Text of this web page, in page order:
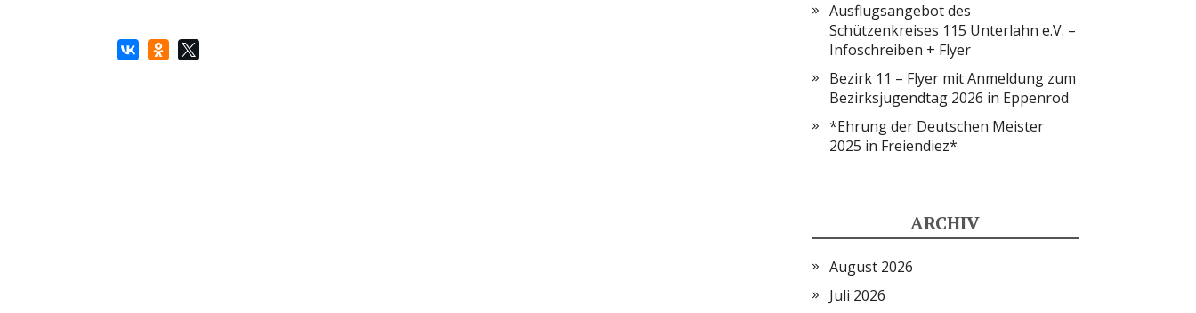
Ausflugsangebot des
Schützenkreises 115 Unterlahn e.V. –
Infoschreiben + Flyer
Bezirk 11 – Flyer mit Anmeldung zum
Bezirksjugendtag 2026 in Eppenrod
*Ehrung der Deutschen Meister
2025 in Freiendiez*
ARCHIV
August 2026
Juli 2026